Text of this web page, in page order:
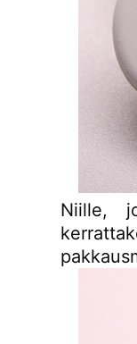
Niille,